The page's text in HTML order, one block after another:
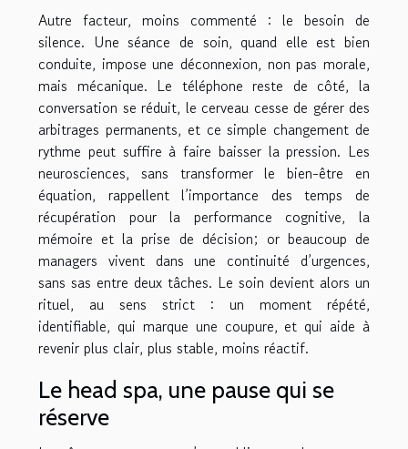
Autre facteur, moins commenté : le besoin de
silence. Une séance de soin, quand elle est bien
conduite, impose une déconnexion, non pas morale,
mais mécanique. Le téléphone reste de côté, la
conversation se réduit, le cerveau cesse de gérer des
arbitrages permanents, et ce simple changement de
rythme peut suffire à faire baisser la pression. Les
neurosciences, sans transformer le bien-être en
équation, rappellent l’importance des temps de
récupération pour la performance cognitive, la
mémoire et la prise de décision; or beaucoup de
managers vivent dans une continuité d’urgences,
sans sas entre deux tâches. Le soin devient alors un
rituel, au sens strict : un moment répété,
identifiable, qui marque une coupure, et qui aide à
revenir plus clair, plus stable, moins réactif.
Le head spa, une pause qui se
réserve